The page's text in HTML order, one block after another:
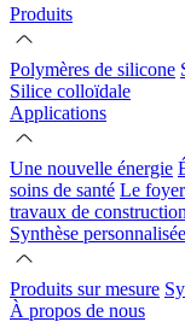
Produits
Polymères de silicone
Silice colloïdale
Applications
Une nouvelle énergie
soins de santé Le
travaux de construction
Synthèse personnalisée
Produits sur mesure
À propos de nous